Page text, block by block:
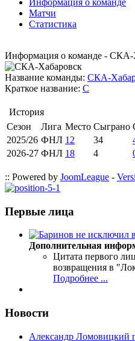
Информация о команде
Матчи
Статистика
Информация о команде - СКА-
Название команды: СКА-
Краткое название: С
История
Сезон
Лига Место Сыграно
2025/26 ФНЛ 12 34
2026-27 ФНЛ 18 4
:: Powered by JoomLeague -
Первые лица
Дополнительная
Цитата первого
возвращения в
Подробнее ...
Новости
Александр Ломовицкий